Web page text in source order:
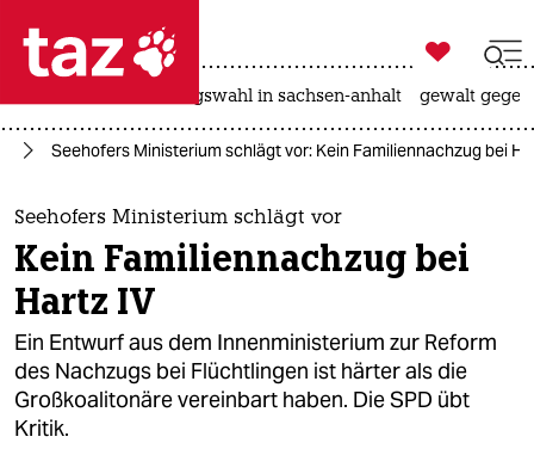
 taz zahl ich
taz zahl ich
themen
politik
öko
gesellschaft
kultur

taz zahl ich
landtagswahl in sachsen-anhalt gewalt
Seehofers Ministerium schlägt vor: Kein Familiennachzug bei
Seehofers Ministerium schlägt vor
Kein Familiennachzug bei
Hartz IV
Ein Entwurf aus dem Innenministerium zur Reform
des Nachzugs bei Flüchtlingen ist härter als die
Großkoalitonäre vereinbart haben. Die SPD übt
Kritik.